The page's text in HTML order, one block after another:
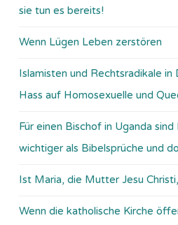
sie tun es bereits!
Wenn Lügen Leben zerstören
Islamisten und Rechtsradikale in
Hass auf Homosexuelle und
Für einen Bischof in Uganda
wichtiger als Bibelsprüche und
Ist Maria, die Mutter Jesu
Wenn die katholische Kirche